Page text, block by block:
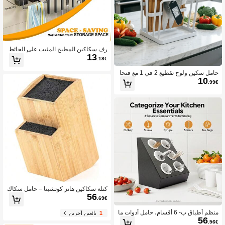
حامل سكين ولوح تقطيع 2 في 1 مع فتحا
ت متعددة للتخزين. مصنوع من الحديد، قو
ي وموفر للمساحة. يحمل السكاكين وألوا
طبخ نظيف ومرتب.
10.99€
منظم أطباق ب- 6 أقسام، حامل أدوات ما
ئدة متعدد الاستخدامات مع فتحات منفصلة
56.56€
رف سكاكين المطبخ المثبت على الحائط
- خطاف من الفولاذ المقاوم للصدأ بدون ث
قب، رف أدوات المائدة المثبت على الحائ
ك والرف الأدوات المائدة
13.18€
كتلة سكاكين هانز كوتشينا – حامل سكاك
ين بدون خشب (بامبو بني، شكل مربع مائ
56.69€
1بائعين آخرين